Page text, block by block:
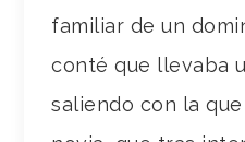
familiar de un
conté que llevaba
saliendo con la